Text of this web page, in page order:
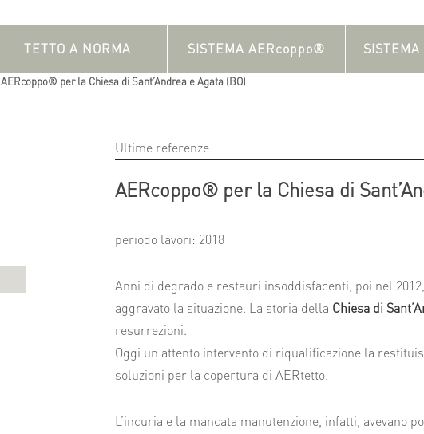
TETTO A NORMA SISTEMA AERcoppo®
AERcoppo® per la Chiesa di Sant’Andrea e Agata (BO)
Ultime referenze
AERcoppo® per la Chiesa di
periodo lavori: 2018
Anni di degrado e restauri insoddisfacenti, poi nel
aggravato la situazione. La storia della Chiesa di
resurrezioni.
Oggi un attento intervento di riqualificazione la
soluzioni per la copertura di AERtetto.
L’incuria e la mancata manutenzione, infatti, avevano